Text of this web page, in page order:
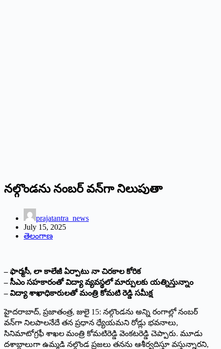
నల్గొండను నంబర్‌ వన్‌గా నిలుపుతా
prajatantra_news
July 15, 2025
తెలంగాణ
– ఫార్మసీ, లా కాలేజీ ఏర్పాటు నా చిరకాల కోరిక
– సీఎం సహకారంతో విద్యా వ్యవస్థలో మార్పులకు యత్నిస్తున్నాం
– విద్యా శాఖాధికారులతో మంత్రి కోమటి రెడ్డి సమీక్ష
హైదరాబాద్‌, ప్రజాతంత్ర, జులై 15: నల్గొండను అన్ని రంగాల్లో నంబర్‌
వన్‌గా నిలపాలనేదే తన ప్రధాన ధ్యేయమని రోడ్లు భవనాలు,
సినిమాటోగ్రఫీ శాఖల మంత్రి కోమటిరెడ్డి వెంకటరెడ్డి చెప్పారు. మూడు
దశాబ్దాలుగా ఉమ్మడి నల్గొండ ప్రజలు తనను ఆశీర్వదిస్తూ వస్తున్నారని,